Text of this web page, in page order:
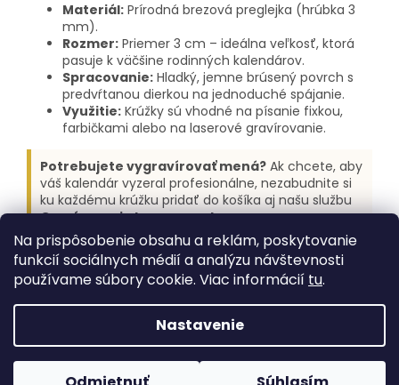
Na prispôsobenie obsahu a reklám, poskytovanie
funkcií sociálnych médií a analýzu návštevnosti
používame súbory cookie. Viac informácií tu.
Nastavenie
Vitajte na našej novej stránke. Produkty postupne
Materiál: Prírodná brezová preglejka (hrúbka 3
mm).
Rozmer: Priemer 3 cm – ideálna veľkosť, ktorá
pasuje k väčšine rodinných kalendárov.
Spracovanie: Hladký, jemne brúsený povrch s
predvŕtanou dierkou na jednoduché spájanie.
Využitie: Krúžky sú vhodné na písanie fixkou,
farbičkami alebo na laserové gravírovanie.
Potrebujete vygravírovať mená? Ak chcete, aby
váš kalendár vyzeral profesionálne, nezabudnite si
ku každému krúžku pridať do košíka aj našu službu
Gravírovanie komponentov.
Copyright 2026Pre potešenie. Všetky práva vyhradené.